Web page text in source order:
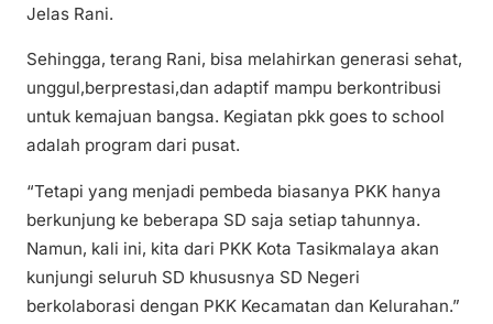
Jelas Rani.
Sehingga, terang Rani, bisa melahirkan generasi sehat,
unggul,berprestasi,dan adaptif mampu berkontribusi
untuk kemajuan bangsa. Kegiatan pkk goes to school
adalah program dari pusat.
“Tetapi yang menjadi pembeda biasanya PKK hanya
berkunjung ke beberapa SD saja setiap tahunnya.
Namun, kali ini, kita dari PKK Kota Tasikmalaya akan
kunjungi seluruh SD khususnya SD Negeri
berkolaborasi dengan PKK Kecamatan dan Kelurahan.”